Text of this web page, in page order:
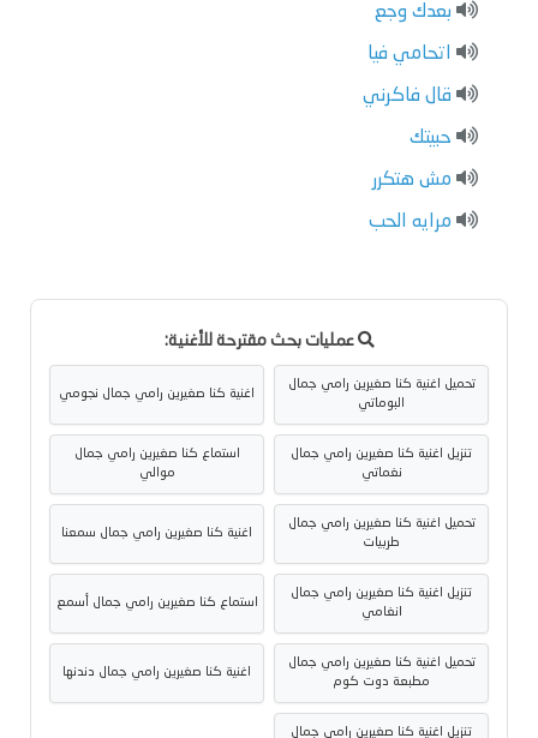
بعدك وجع
اتحامي فيا
قال فاكرني
حبيتك
مش هتكرر
مرايه الحب
عمليات بحث مقترحة للأغنية:
تحميل اغنية كنا صغيرين رامي جمال
البوماتي
اغنية كنا صغيرين رامي جمال نجومي
تنزيل اغنية كنا صغيرين رامي جمال
نغماتي
استماع كنا صغيرين رامي جمال
موالي
تحميل اغنية كنا صغيرين رامي جمال
طربيات
اغنية كنا صغيرين رامي جمال سمعنا
تنزيل اغنية كنا صغيرين رامي جمال
انغامي
استماع كنا صغيرين رامي جمال أسمع
تحميل اغنية كنا صغيرين رامي جمال
مطبعة دوت كوم
اغنية كنا صغيرين رامي جمال دندنها
تنزيل اغنية كنا صغيرين رامي جمال